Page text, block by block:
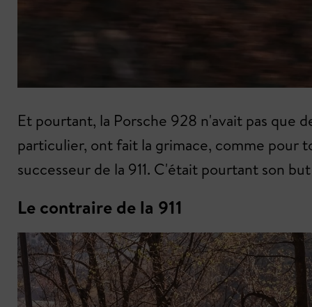
Et pourtant, la Porsche 928 n'avait pas que
particulier, ont fait la grimace, comme pour
successeur de la 911. C'était pourtant son
Le contraire de la 911